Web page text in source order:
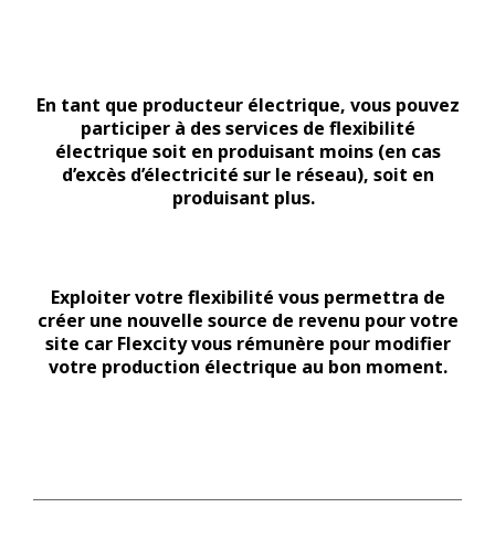
En tant que producteur électrique, vous pouvez
participer à des services de flexibilité
électrique soit en produisant moins (en cas
d’excès d’électricité sur le réseau), soit en
produisant plus.
Exploiter votre flexibilité vous permettra de
créer une nouvelle source de revenu pour votre
site car Flexcity vous rémunère pour modifier
votre production électrique au bon moment.